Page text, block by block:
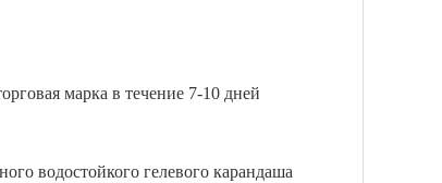
марка в течение 7-10 дней
водостойкого гелевого карандаша